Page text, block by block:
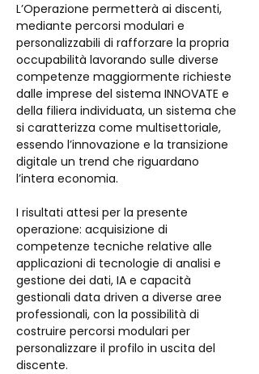
L’Operazione permetterà ai discenti,
mediante percorsi modulari e
personalizzabili di rafforzare la propria
occupabilità lavorando sulle diverse
competenze maggiormente richieste
dalle imprese del sistema INNOVATE e
della filiera individuata, un sistema che
si caratterizza come multisettoriale,
essendo l’innovazione e la transizione
digitale un trend che riguardano
l’intera economia.
I risultati attesi per la presente
operazione: acquisizione di
competenze tecniche relative alle
applicazioni di tecnologie di analisi e
gestione dei dati, IA e capacità
gestionali data driven a diverse aree
professionali, con la possibilità di
costruire percorsi modulari per
personalizzare il profilo in uscita del
discente.